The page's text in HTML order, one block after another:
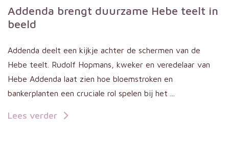
Addenda brengt duurzame Hebe teelt in
beeld
Addenda deelt een kijkje achter de schermen van de
Hebe teelt. Rudolf Hopmans, kweker en veredelaar van
Hebe Addenda laat zien hoe bloemstroken en
bankerplanten een cruciale rol spelen bij het ...
Lees verder